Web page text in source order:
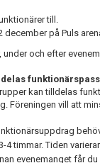
till.
december på Puls
under och efter
funktionärspass
kan tilldelas
Föreningen vill att
4 timmar. Tiden
evenemanget får